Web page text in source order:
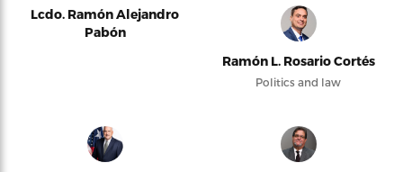
Lcdo. Ramón Alejandro
Pabón
Ramón L. Rosario Cortés
Politics and law